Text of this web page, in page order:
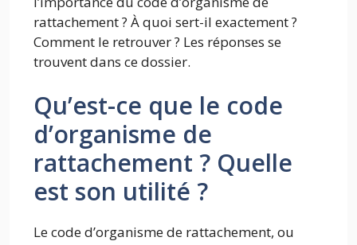
rattachement ? À quoi sert-il exactement ?
Comment le retrouver ? Les réponses se
trouvent dans ce dossier.
Qu’est-ce que le code
d’organisme de
rattachement ? Quelle
est son utilité ?
Le code d’organisme de rattachement, ou